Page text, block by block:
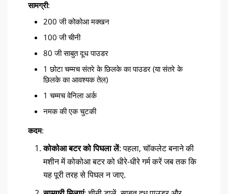
सामग्री:
200 जी कोकोआ मक्खन
100 जी चीनी
80 जी साबुत दूध पाउडर
1 छोटा चम्मच संतरे के छिलके का पाउडर (या संतरे के
छिलके का आवश्यक तेल)
1 चम्मच वेनिला अर्क
नमक की एक चुटकी
कदम:
कोकोआ बटर को पिघला लें: पहला, चॉकलेट बनाने की
मशीन में कोकोआ बटर को धीरे-धीरे गर्म करें जब तक कि
यह पूरी तरह से पिघल न जाए.